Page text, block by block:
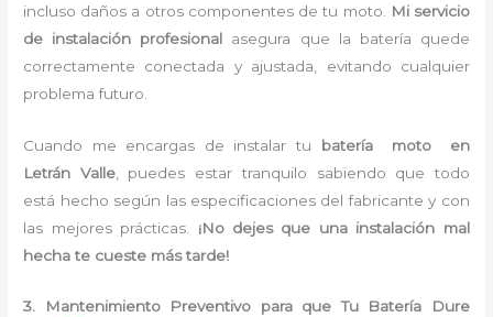
incluso daños a otros componentes de tu moto.
Mi servicio
de instalación profesional asegura que la batería quede
correctamente conectada y ajustada, evitando cualquier
problema futuro.
Cuando me encargas de instalar tu batería moto en
Letrán Valle, puedes estar tranquilo sabiendo que todo
está hecho según las especificaciones del fabricante y con
las mejores prácticas. ¡No dejes que una instalación mal
hecha te cueste más tarde!
3. Mantenimiento Preventivo para que Tu Batería Dure